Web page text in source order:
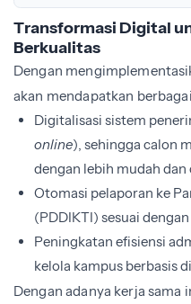
Transformasi Digital
Berkualitas
Dengan
akan mendapatkan
Digitalisasi sistem
online), sehingga calon
dengan lebih mudah dan
Otomasi pelaporan ke
(PDDIKTI) sesuai
Peningkatan efisiensi
kelola kampus berbasis
Dengan adanya kerja sama